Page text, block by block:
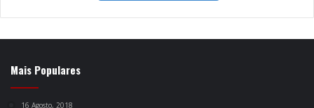
Mais Populares
16 Agosto, 2018